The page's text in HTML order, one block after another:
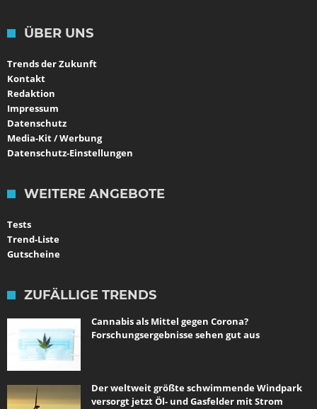
ÜBER UNS
Trends der Zukunft
Kontakt
Redaktion
Impressum
Datenschutz
Media-Kit / Werbung
Datenschutz-Einstellungen
WEITERE ANGEBOTE
Tests
Trend-Liste
Gutscheine
ZUFÄLLIGE TRENDS
Cannabis als Mittel gegen Corona?
Forschungsergebnisse sehen gut aus
Der weltweit größte schwimmende Windpark
versorgt jetzt Öl- und Gasfelder mit Strom